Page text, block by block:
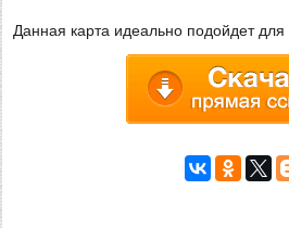
Данная карта идеально подойдет